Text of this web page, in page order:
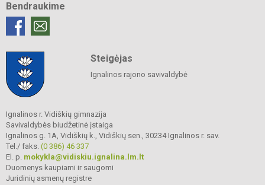
Bendraukime
Steigėjas
Ignalinos rajono savivaldybė
Ignalinos r. Vidiškių gimnazija
Savivaldybės biudžetinė įstaiga
Ignalinos g. 1A, Vidiškių k., Vidiškių sen., 30234 Ignalinos r. sav.
Tel./ faks. (0 386) 46 337
El. p. mokykla@vidiskiu.ignalina.lm.lt
Duomenys kaupiami ir saugomi
Juridinių asmenų registre